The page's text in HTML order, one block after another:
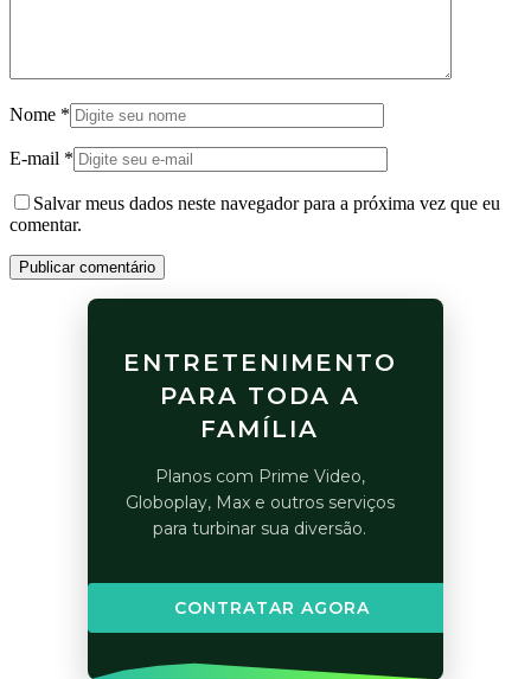
Nome *
E-mail *
Salvar meus dados neste navegador para a próxima vez que eu
comentar.
Publicar comentário
ENTRETENIMENTO
PARA TODA A
FAMÍLIA
Planos com Prime Video,
Globoplay, Max e outros serviços
para turbinar sua diversão.
CONTRATAR AGORA